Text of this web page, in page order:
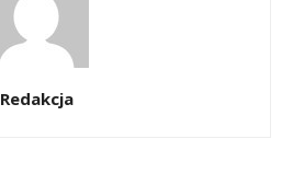
Redakcja